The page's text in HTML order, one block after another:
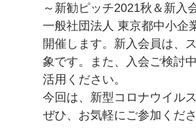
～新勧ピッチ2021秋＆新入
一般社団法人 東京都中小企
開催します。新入会員は、
象です。また、入会ご検討
活用ください。
今回は、新型コロナウイル
ぜひ、お気軽にご参加くださ